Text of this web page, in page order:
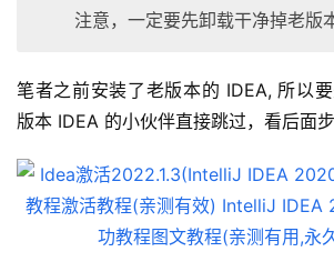
注意，一定要先卸载干净掉老版
笔者之前安装了老版本的 IDEA, 所以
版本 IDEA 的小伙伴直接跳过，看后面